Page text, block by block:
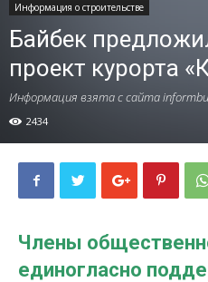
Информация о строительстве
Байбек
проект курорта
Информация взята с сайта
2434
Члены
единогласно